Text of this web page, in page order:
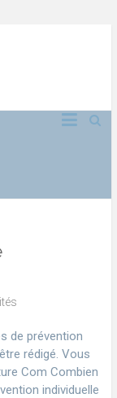
de prévention
rédigé. Vous
Com Combien
individuelle